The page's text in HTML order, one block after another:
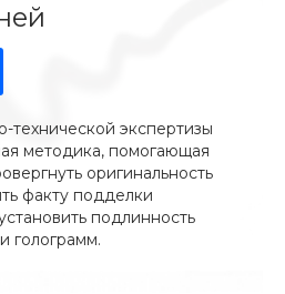
экспертизы
методика, помогающая
оригинальность
факту подделки
подлинность
голограмм.